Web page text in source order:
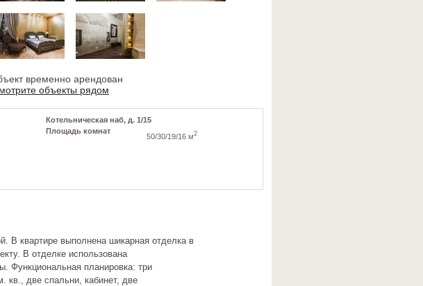
временно арендован
объекты рядом
Котельническая наб, д. 1/15
Площадь комнат
50/30/19/16 м2
В квартире выполнена шикарная отделка в
В отделке использована
Функциональная планировка: три
кв., две спальни, кабинет, две